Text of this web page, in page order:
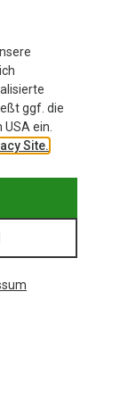
ggf. die
ein.
Site.